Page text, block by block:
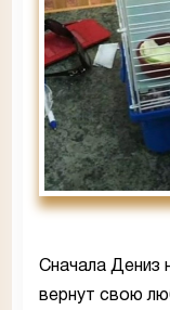
Сначала Дениз
вернут свою